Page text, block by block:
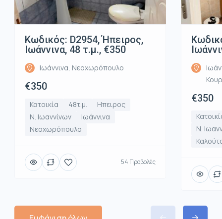
Κωδικός: D2954, Ήπειρος,
Ιωάννινα, 48 τ.μ., €350
Ιωάννινα, Νεοχωρόπουλο
€350
Κατοικία 48τ.μ.
Ηπειρος
Ν. Ιωαννίνων
Ιωάννινα
Νεοχωρόπουλο
54 Προβολές
€350
Ν.